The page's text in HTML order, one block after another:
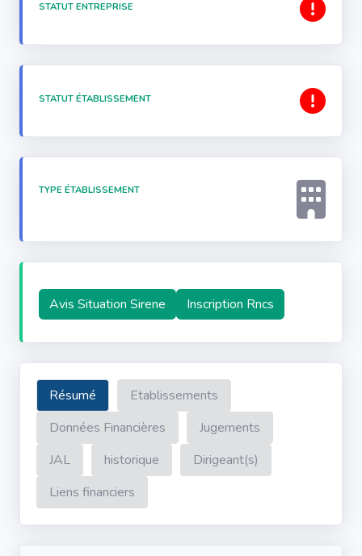
STATUT ENTREPRISE
STATUT ÉTABLISSEMENT
TYPE ÉTABLISSEMENT
Avis Situation Sirene Inscription Rncs
Résumé
Etablissements
Données Financières
Jugements
JAL
historique
Dirigeant(s)
Liens financiers